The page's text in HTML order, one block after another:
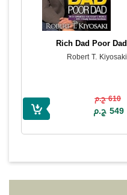
Rich Dad Poor Dad
Robert T. Kiyosaki
610 ج.م
549 ج.م